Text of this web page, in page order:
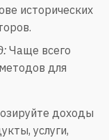
исторических
Чаще всего
для
доходы
услуги,